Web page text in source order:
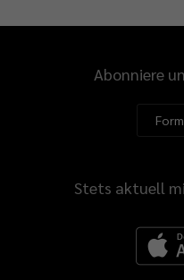
Abonniere
Stets aktuell